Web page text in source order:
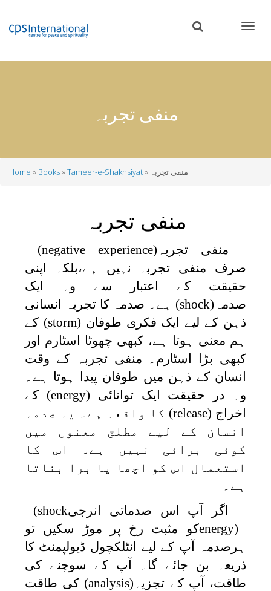
content
منفی تجربہ
Home Books Tameer-e-Shakhsiyat منفی تجربہ
منفی تجربہ
منفی تجربہ (negative experience)
صرف منفی تجربہ نہیں ہے،بلکہ اپنی
حقیقت کے اعتبار سے وہ ایک
صدمہ (shock) ہے۔ صدمہ کا تجربہ انسانی
ذہن کے لیے ایک فکری طوفان (storm) کے
ہم معنی ہوتا ہے، کبھی چھوٹا اسٹارم اور
کبھی بڑا اسٹارم۔ منفی تجربہ کے وقت
انسان کے ذہن میں طوفان پیدا ہوتا ہے۔
وہ در حقیقت ایک توانائی (energy) کے
اخراج (release) کا واقعہ ہے۔ یہ صدمہ
انسان کے لیے مطلق معنوں میں
کوئی برائی نہیں ہے۔ اس کا
استعمال اس کو اچھا یا برا بناتا
ہے۔
اگر آپ اس صدماتی انرجی(shock
energy)کو مثبت رخ پر موڑ سکیں تو
ہرصدمہ آپ کے لیے انٹلکچول ڈیولپمنٹ کا
ذریعہ بن جائے گا۔ آپ کے سوچنے کی
طاقت، آپ کے تجزیہ (analysis) کی طاقت